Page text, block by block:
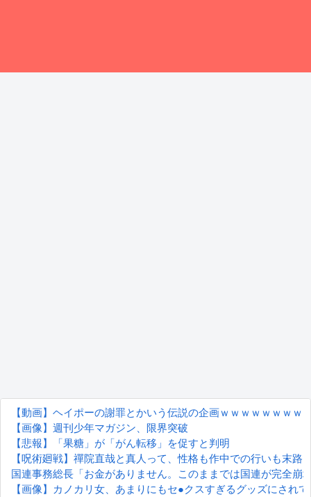
【動画】ヘイポーの謝罪とかいう伝説の企画ｗｗｗｗｗｗｗｗ
【画像】週刊少年マガジン、限界突破
【悲報】「果糖」が「がん転移」を促すと判明
【呪術廻戦】禪院直哉と真人って、性格も作中での行いも末
国連事務総長「お金がありません。このままでは国連が完全崩
【画像】カノカリ女、あまりにもセ●クスすぎるグッズにされ